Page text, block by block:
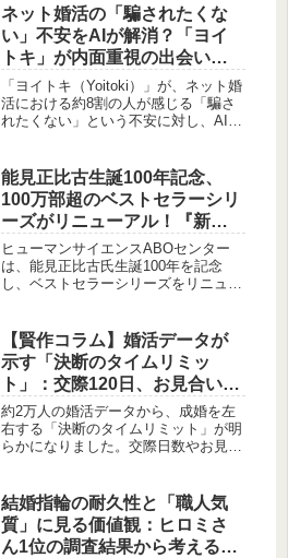
で、過半数が相手がAIを利用している
と知ると「冷める」と回答。この結果
から見えてくる、AI時代の恋愛コミュ
ニケーションの現状と課題について、
賢作が考察します。
ネット婚活の「騙されたくな
い」不安をAIが解消？「ヨイ
トキ」が内面重視の出会いを
サポートする新機能
「ヨイトキ（Yoitoki）」が、ネット婚
活における約8割の人が感じる「騙さ
れたくない」という不安に対し、AI美
われず、本質的な価値観と言語化をサ
ポートし、安全な出会いを実現しま
す。
能見正比古生誕100年記念、
100万部超のベストセラーシリ
ーズがリニューアル！『新・
血液型おもしろ読本』が7月に
登場
ヒューマンサイエンスABOセンター
は、能見正比古氏生誕100年を記念
し、ベストセラーシリーズをリニュー
血液型人間学の歴史から最新動向まで
を1項目1ページで分かりやすく解説
し、人間関係の理解を深める一冊とな
るでしょう。
【賢作コラム】婚活データが
示す「決断のタイムリミッ
ト」：交際120日、お見合い10
回の法則とは？
約2万人の婚活データから、成婚を左
右する「決断のタイムリミット」が明
らかになりました。交際日数やお見合
る影響について、賢作が考察します。
結婚指輪の耐久性と「職人気
質」に見る価値観：ヒロミさ
ん1位の調査結果から考える一